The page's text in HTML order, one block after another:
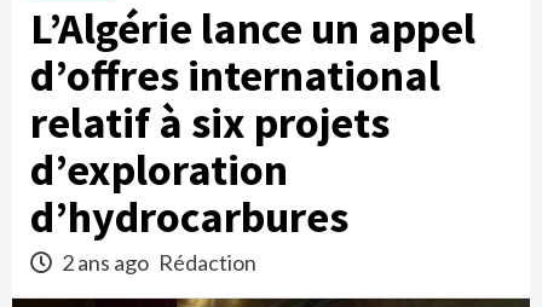
L’Algérie lance un appel
d’offres international
relatif à six projets
d’exploration
d’hydrocarbures
2 ans ago Rédaction